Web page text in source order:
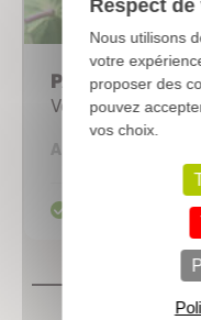
PARAHEBE
Véronique
A partir de
Respect
Nous utilisons
votre
proposer des
pouvez
vos choix.